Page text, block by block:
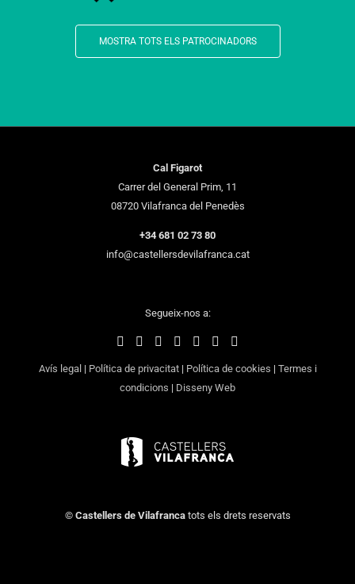
MOSTRA TOTS ELS PATROCINADORS
Cal Figarot
Carrer del General Prim, 11
08720 Vilafranca del Penedès
+34 681 02 73 80
info@castellersdevilafranca.cat
Segueix-nos a:
Avís legal | Política de privacitat| Política de cookies | Termes i
condicions | Disseny Web
© Castellers de Vilafrancatots els drets reservats